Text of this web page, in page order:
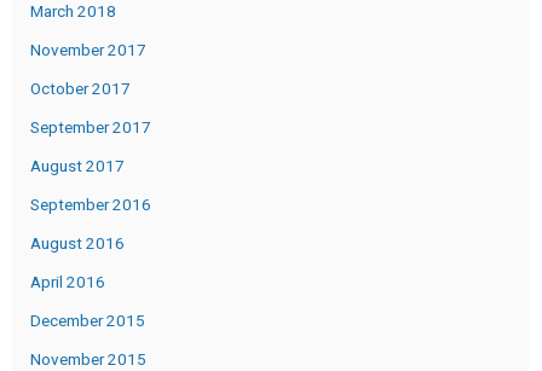
March 2018
November 2017
October 2017
September 2017
August 2017
September 2016
August 2016
April 2016
December 2015
November 2015